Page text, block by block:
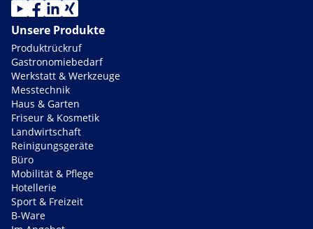
Unsere Produkte
Produktrückruf
Gastronomiebedarf
Werkstatt & Werkzeuge
Messtechnik
Haus & Garten
Friseur & Kosmetik
Landwirtschaft
Reinigungsgeräte
Büro
Mobilität & Pflege
Hotellerie
Sport & Freizeit
B-Ware